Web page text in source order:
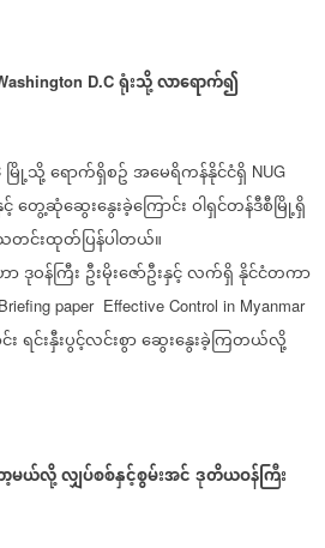
D.C ရုံးသို့လာရောက်၍
မြို့သို့ရောက်ရှိစဥ်အမေရိကန်နိုင်ငံရှိ NUG
တွေ့ဆုံဆွေးနွေးခဲ့ကြောင်းဝါရှင်တန်ဒီစီမြို့ရှိ
တင်းထုတ်ပြန်ပါတယ်။
ဒုဝန်ကြီး ဦးမိုးဇော်ဦးနှင့်လက်ရှိနိုင်ငံတကာ
Briefing paper Effective Control in Myanmar
းရင်းနှီးပွင့်လင်းစွာဆွေးနွေးခဲ့ကြတယ်လို့
ာ့မယ်လို့လျှပ်စစ်နှင့်စွမ်းအင်ဒုတိယဝန်ကြီး